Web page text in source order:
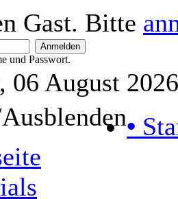
Gast. Bitte
und Passwort.
06 August
•